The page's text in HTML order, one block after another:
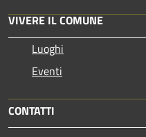
VIVERE IL COMUNE
Luoghi
Eventi
CONTATTI